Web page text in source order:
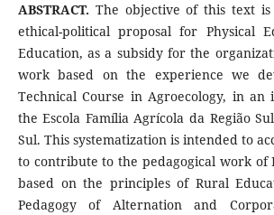
ABSTRACT. The objective of this text is
ethical-political proposal for Physical
Education, as a subsidy for the
work based on the experience we
Technical Course in Agroecology, in an
the Escola Família Agrícola da Região
Sul. This systematization is intended to
to contribute to the pedagogical work of
based on the principles of Rural
Pedagogy of Alternation and